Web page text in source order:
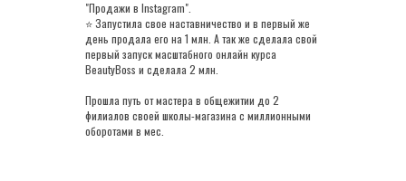
"Продажи в Instagram".
⭐ Запустила свое наставничество и в первый же
день продала его на 1 млн. А так же сделала свой
первый запуск масштабного онлайн курса
BeautyBoss и сделала 2 млн.
Прошла путь от мастера в общежитии до 2
филиалов своей школы-магазина с миллионными
оборотами в мес.